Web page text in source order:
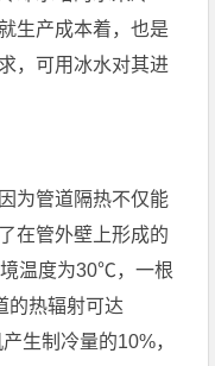
生产成本着，也是
，可用冰水对其进
为管道隔热不仅能
在管外壁上形成的
温度为30℃，一根
的热辐射可达
生制冷量的10%，